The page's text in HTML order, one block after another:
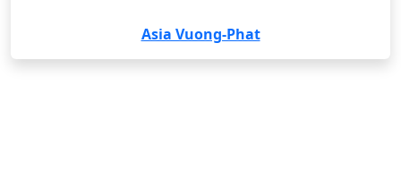
Asia Vuong-Phat